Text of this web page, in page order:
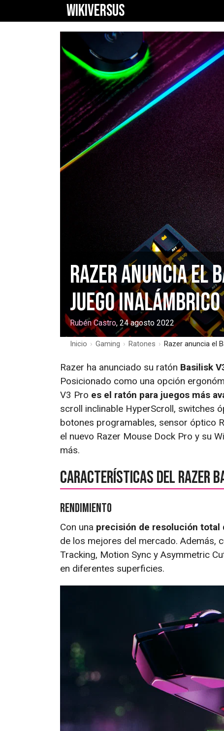
WIKIVERSUS
Razer anuncia el
juego inalámbrico
Rubén Castro, 24 agosto 2022
Inicio › Gaming › Ratones › Razer anuncia el
Razer ha anunciado su ratón Basilisk
Posicionado como una opción
V3 Pro es el ratón para juegos más
scroll inclinable HyperScroll, switches
botones programables, sensor óptico
el nuevo Razer Mouse Dock Pro y su
más.
Características del Razer
Rendimiento
Con una precisión de resolución total
de los mejores del mercado. Además,
Tracking, Motion Sync y Asymmetric
en diferentes superficies.